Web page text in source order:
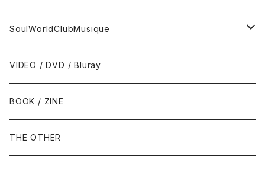
トロンボーン - Trombone
フルート/クラリネット - Flute / Clarinet
ヴァイヴ/オルガン - Vibraphone/organ
ギター・ベース・ドラム - g / b / ds
FOLK / SSW
COUNTRY / BLUEGRASS
HILLBILLY / ROCKABILLY / R&R
70s-moderns POPS
にほんのポップス
アイドル
ニューミュージック / にほんのフォーク
にほんのロック
CLASSIC
サウンド・トラック/映画音楽 - SOUNDTRACKS
にほんのテレビ主題歌・テーマ
COMEDY / SPOKEN WORD / READING
NOVELTY / SABPM
SoulWorldClubMusique
SOUL / FUNK
BLUES
GOSPEL / CCM
VIDEO / DVD / Bluray
BOOK / ZINE
THE OTHER